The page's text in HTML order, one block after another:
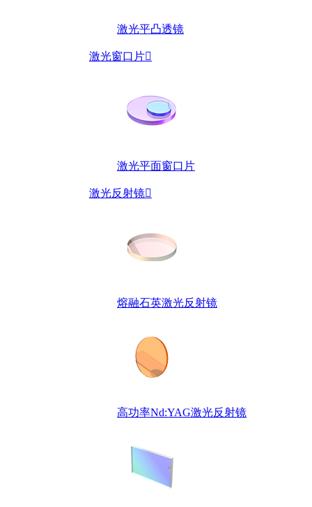
激光平凸透镜
激光窗口片
激光平面窗口片
激光反射镜
熔融石英激光反射镜
高功率Nd:YAG激光反射镜